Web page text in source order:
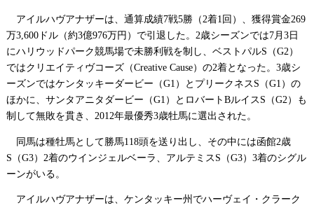
アイルハヴアナザーは、通算成績7戦5勝（2着1回）、獲得賞金269
万3,600ドル（約3億976万円）で引退した。 2歳シーズンでは7月 3日
にハリウッドパーク競馬場で未勝利戦を制し、ベストパルS （G2）
ではクリエイティヴコーズ（Creative Cause）の2着となった。 3歳シ
ーズンではケンタッキーダービー（G1 ）とプリークネス S （G1 ）の
ほかに、サンタアニタダービー（G1 ）とロバート Bルイス S （G2）も
制して無敗を貫き、 2012年最優秀3歳牡馬に選出された。
同馬は種牡馬として勝馬118頭を送り出し、その中には函館2歳
S （G3） 2着のウインジェルベーラ、アルテミス S （G3） 3着のシグル
ーンがいる。
アイルハヴアナザーは、ケンタッキー州でハーヴェイ・クラーク